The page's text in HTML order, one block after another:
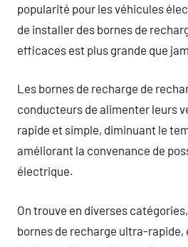
popularité pour les véhicules
de installer des bornes de
efficaces est plus grande que
Les bornes de recharge de
conducteurs de alimenter leurs
rapide et simple, diminuant le
améliorant la convenance de
électrique.
On trouve en diverses
bornes de recharge ultra-rapide,